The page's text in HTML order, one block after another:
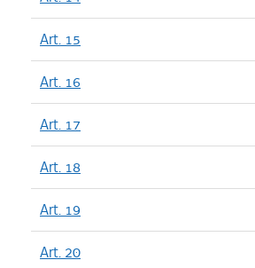
Art. 15
Art. 16
Art. 17
Art. 18
Art. 19
Art. 20